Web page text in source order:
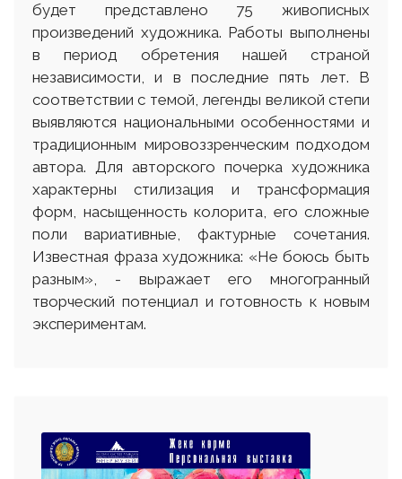
будет представлено 75 живописных
произведений художника. Работы выполнены
в период обретения нашей страной
независимости, и в последние пять лет. В
соответствии с темой, легенды великой степи
выявляются национальными особенностями и
традиционным мировоззренческим подходом
автора. Для авторского почерка художника
характерны стилизация и трансформация
форм, насыщенность колорита, его сложные
поли вариативные, фактурные сочетания.
Известная фраза художника: «Не боюсь быть
разным», - выражает его многогранный
творческий потенциал и готовность к новым
экспериментам.